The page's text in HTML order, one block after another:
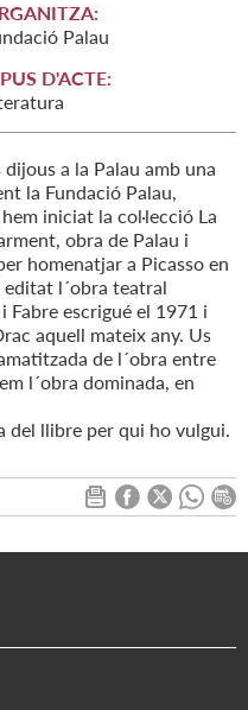
Palau
D'ACTE:
a la Palau amb una
la Fundació Palau,
iniciat la col·lecció La
obra de Palau i
homenatjar a Picasso en
editat l´obra teatral
Fabre escrigué el 1971 i
aquell mateix any. Us
de l´obra entre
l´obra dominada, en
del llibre per qui ho vulgui.